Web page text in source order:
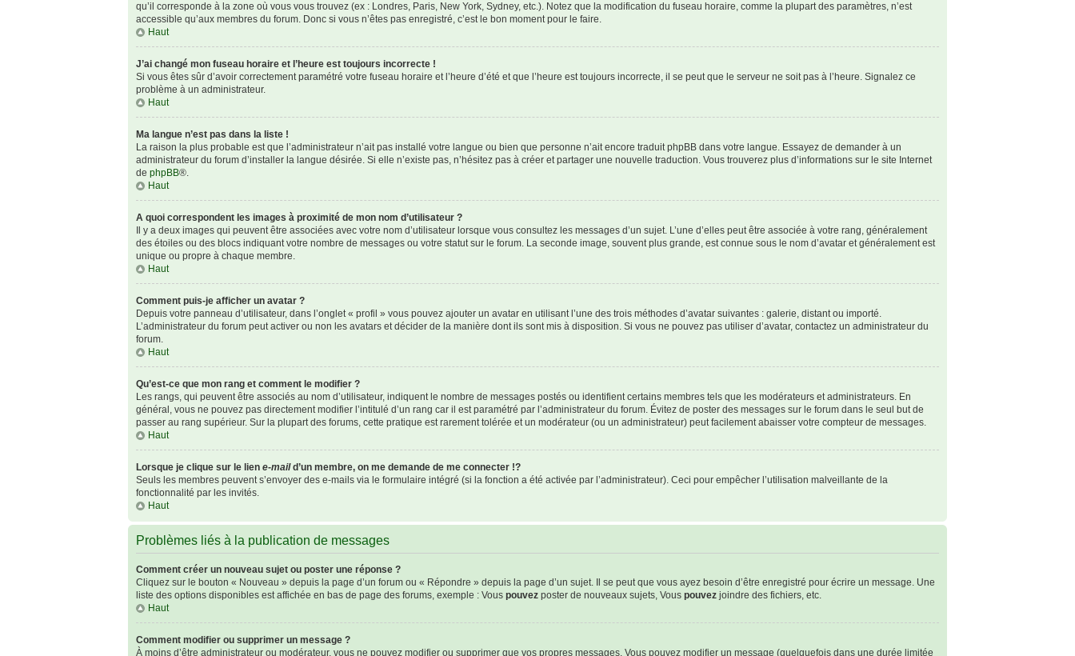
qu’il corresponde à la zone où vous vous trouvez (ex : Londres, Paris, New York, Sydney, etc.). Notez que la modification du fuseau horaire, comme la plupart des paramètres, n’est
accessible qu’aux membres du forum. Donc si vous n’êtes pas enregistré, c’est le bon moment pour le faire.
Haut
J’ai changé mon fuseau horaire et l’heure est toujours incorrecte !
Si vous êtes sûr d’avoir correctement paramétré votre fuseau horaire et l’heure d’été et que l’heure est toujours incorrecte, il se peut que le serveur ne soit pas à l’heure. Signalez ce
problème à un administrateur.
Haut
Ma langue n’est pas dans la liste !
La raison la plus probable est que l’administrateur n’ait pas installé votre langue ou bien que personne n’ait encore traduit phpBB dans votre langue. Essayez de demander à un
administrateur du forum d’installer la langue désirée. Si elle n’existe pas, n’hésitez pas à créer et partager une nouvelle traduction. Vous trouverez plus d’informations sur le site Internet
de phpBB®.
Haut
A quoi correspondent les images à proximité de mon nom d’utilisateur ?
Il y a deux images qui peuvent être associées avec votre nom d’utilisateur lorsque vous consultez les messages d’un sujet. L’une d’elles peut être associée à votre rang, généralement
des étoiles ou des blocs indiquant votre nombre de messages ou votre statut sur le forum. La seconde image, souvent plus grande, est connue sous le nom d’avatar et généralement est
unique ou propre à chaque membre.
Haut
Comment puis-je afficher un avatar ?
Depuis votre panneau d’utilisateur, dans l’onglet « profil » vous pouvez ajouter un avatar en utilisant l’une des trois méthodes d’avatar suivantes : galerie, distant ou importé.
L’administrateur du forum peut activer ou non les avatars et décider de la manière dont ils sont mis à disposition. Si vous ne pouvez pas utiliser d’avatar, contactez un administrateur du
forum.
Haut
Qu’est-ce que mon rang et comment le modifier ?
Les rangs, qui peuvent être associés au nom d’utilisateur, indiquent le nombre de messages postés ou identifient certains membres tels que les modérateurs et administrateurs. En
général, vous ne pouvez pas directement modifier l’intitulé d’un rang car il est paramétré par l’administrateur du forum. Évitez de poster des messages sur le forum dans le seul but de
passer au rang supérieur. Sur la plupart des forums, cette pratique est rarement tolérée et un modérateur (ou un administrateur) peut facilement abaisser votre compteur de messages.
Haut
Lorsque je clique sur le lien e-maild’un membre, on me demande de me connecter !?
Seuls les membres peuvent s’envoyer des e-mails via le formulaire intégré (si la fonction a été activée par l’administrateur). Ceci pour empêcher l’utilisation malveillante de la
fonctionnalité par les invités.
Haut
Problèmes liés à la publication de messages
Comment créer un nouveau sujet ou poster une réponse ?
Cliquez sur le bouton « Nouveau » depuis la page d’un forum ou « Répondre » depuis la page d’un sujet. Il se peut que vous ayez besoin d’être enregistré pour écrire un message. Une
liste des options disponibles est affichée en bas de page des forums, exemple : Vous pouvez poster de nouveaux sujets, Vous pouvez joindre des fichiers, etc.
Haut
Comment modifier ou supprimer un message ?
À moins d’être administrateur ou modérateur, vous ne pouvez modifier ou supprimer que vos propres messages. Vous pouvez modifier un message (quelquefois dans une durée limitée